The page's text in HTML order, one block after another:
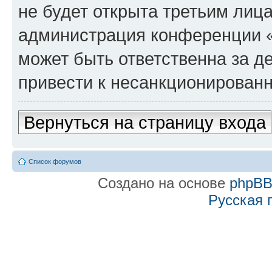
не будет открыта третьим
администрация конференции
может быть ответственна за
привести к
Вернуться на страницу входа
Список форумов
Создано на основе phpBB
Русская